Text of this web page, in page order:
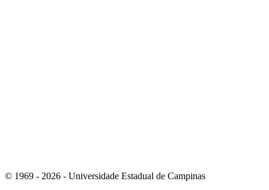
© 1969 - 2026 - Universidade Estadual de Campinas